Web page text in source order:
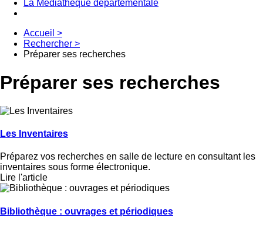
La Médiathèque départementale
Accueil >
Rechercher >
Préparer ses recherches
Préparer ses recherches
Les Inventaires
Préparez vos recherches en salle de lecture en consultant les
inventaires sous forme électronique.
Lire l'article
Bibliothèque : ouvrages et périodiques